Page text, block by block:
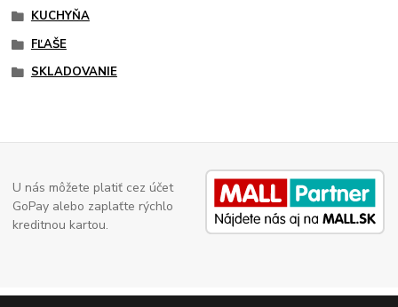
KUCHYŇA
FĽAŠE
SKLADOVANIE
U nás môžete platiť cez účet
GoPay alebo zaplaťte rýchlo
kreditnou kartou.